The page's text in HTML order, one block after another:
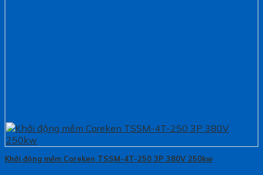
Khởi động mềm Coreken TSSM-4T-250 3P 380V 250kw